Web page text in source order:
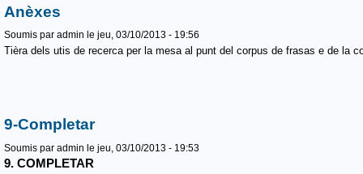
Anèxes
Soumis par admin le jeu, 03/10/2013 - 19:56
Tièra dels utis de recerca per la mesa al punt del corpus de frasas e de la
9-Completar
Soumis par admin le jeu, 03/10/2013 - 19:53
9. COMPLETAR